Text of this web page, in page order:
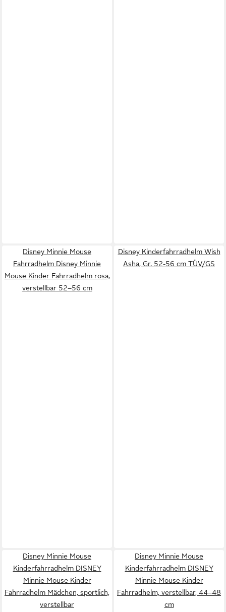
Disney Minnie Mouse
Fahrradhelm Disney Minnie
Mouse Kinder Fahrradhelm rosa,
verstellbar 52–56 cm
Disney Kinderfahrradhelm Wish
Asha, Gr. 52-56 cm TÜV/GS
Disney Minnie Mouse
Kinderfahrradhelm DISNEY
Minnie Mouse Kinder
Fahrradhelm Mädchen, sportlich,
verstellbar
Disney Minnie Mouse
Kinderfahrradhelm DISNEY
Minnie Mouse Kinder
Fahrradhelm, verstellbar, 44–48
cm